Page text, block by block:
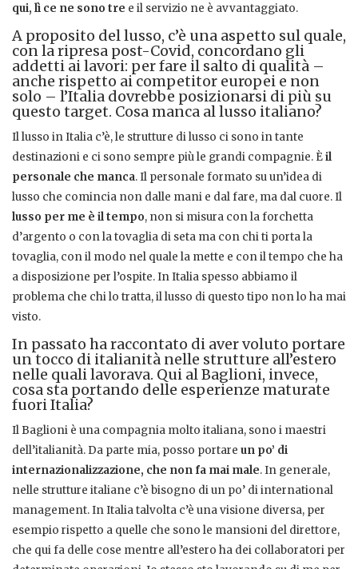
qui, lì ce ne sono tre e il servizio ne è avvantaggiato.
A proposito del lusso, c’è una aspetto sul quale,
con la ripresa post-Covid, concordano gli
addetti ai lavori: per fare il salto di qualità –
anche rispetto ai competitor europei e non
solo – l’Italia dovrebbe posizionarsi di più su
questo target. Cosa manca al lusso italiano?
Il lusso in Italia c’è, le strutture di lusso ci sono in tante
destinazioni e ci sono sempre più le grandi compagnie. Èil
personale che manca. Il personale formato su un’idea di
lusso che comincia non dalle mani e dal fare, ma dal cuore. Il
lusso per me è il tempo, non si misura con la forchetta
d’argento o con la tovaglia di seta ma con chi ti porta la
tovaglia, con il modo nel quale la mette e con il tempo che ha
a disposizione per l’ospite. In Italia spesso abbiamo il
problema che chi lo tratta, il lusso di questo tipo non lo ha mai
visto.
In passato ha raccontato di aver voluto portare
un tocco di italianità nelle strutture all’estero
nelle quali lavorava. Qui al Baglioni, invece,
cosa sta portando delle esperienze maturate
fuori Italia?
Il Baglioni è una compagnia molto italiana, sono i maestri
dell’italianità. Da parte mia, posso portare un po’ di
internazionalizzazione, che non fa mai male. In generale,
nelle strutture italiane c’è bisogno di un po’ di international
management. In Italia talvolta c’è una visione diversa, per
esempio rispetto a quelle che sono le mansioni del direttore,
che qui fa delle cose mentre all’estero ha dei collaboratori per